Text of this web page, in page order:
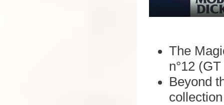
The
n°12
Beyond